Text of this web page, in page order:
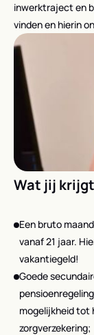
inwerktraject en
vinden en hierin
Wat jij krijgt
Een bruto
vanaf 21 jaar.
vakantiegeld!
Goede
mogelijkheid tot
zorgverzekering;